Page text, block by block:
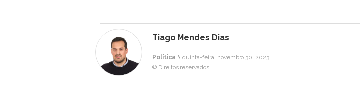
Tiago Mendes Dias
Política \ quinta-feira, novembro 30, 2023
© Direitos reservados